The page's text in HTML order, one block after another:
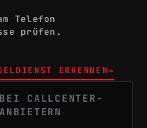
Telefon
prüfen.
ERKENNEN→
BEI CALLCENTER-
ANBIETERN